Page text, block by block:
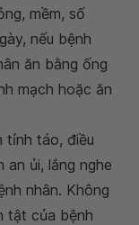
mềm, số
nếu bệnh
ăn bằng ống
mạch hoặc ăn
tỉnh táo, điều
ủi, lắng nghe
nhân. Không
tật của bệnh